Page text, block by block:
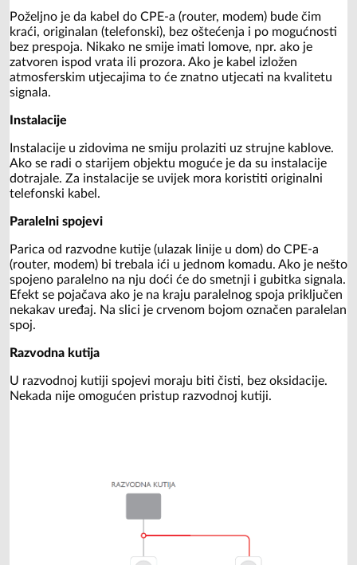
Poželjno je da kabel do CPE-a (router, modem) bude čim
kraći, originalan (telefonski), bez oštećenja i po mogućnosti
bez prespoja. Nikako ne smije imati lomove, npr. ako je
zatvoren ispod vrata ili prozora. Ako je kabel izložen
atmosferskim utjecajima to će znatno utjecati na kvalitetu
signala.
Instalacije
Instalacije u zidovima ne smiju prolaziti uz strujne kablove.
Ako se radi o starijem objektu moguće je da su instalacije
dotrajale. Za instalacije se uvijek mora koristiti originalni
telefonski kabel.
Paralelni spojevi
Parica od razvodne kutije (ulazak linije u dom) do CPE-a
(router, modem) bi trebala ići u jednom komadu. Ako je nešto
spojeno paralelno na nju doći će do smetnji i gubitka signala.
Efekt se pojačava ako je na kraju paralelnog spoja priključen
nekakav uređaj. Na slici je crvenom bojom označen paralelan
spoj.
Razvodna kutija
U razvodnoj kutiji spojevi moraju biti čisti, bez oksidacije.
Nekada nije omogućen pristup razvodnoj kutiji.